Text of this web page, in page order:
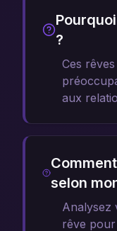
?
Ces
aux
selon
Analysez
rêve